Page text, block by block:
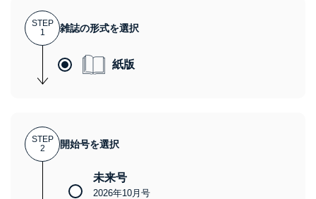
STEP
1
雑誌の形式を選択
紙版
STEP
2
開始号を選択
未来号
2026年10月号